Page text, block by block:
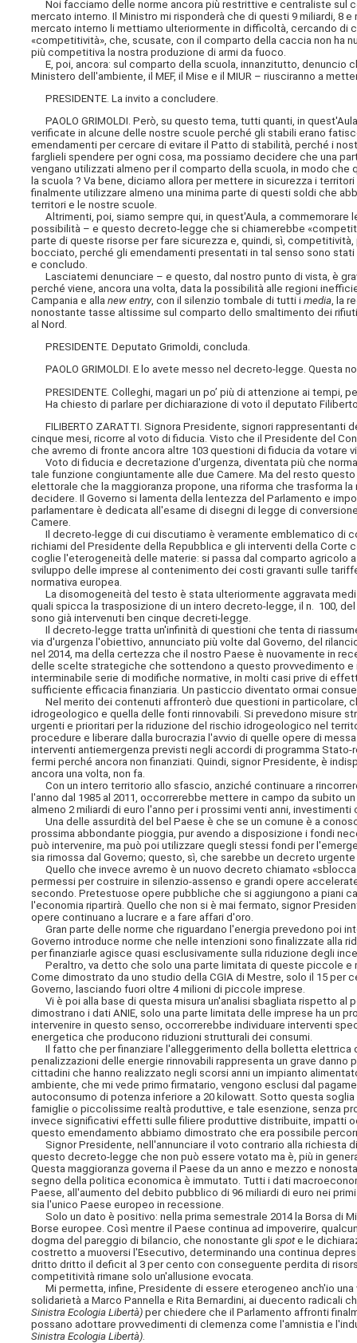
Noi facciamo delle norme ancora più restrittive e centraliste sul
mercato interno. Il Ministro mi risponderà che di questi 9 miliardi, 8 e
mercato interno li mettiamo ulteriormente in difficoltà, cercando di
«competitività», che, scusate, con il comparto della caccia non ha
più competitiva la nostra produzione di armi da fuoco.
E, poi, ancora: sul comparto della scuola, innanzitutto, denuncio
Ministero dell'ambiente, il MEF, il Mise e il MIUR – riusciranno a
PRESIDENTE. La invito a concludere.
PAOLO GRIMOLDI. Però, su questo tema, tutti quanti, in
verificate in alcune delle nostre scuole perché gli stabili erano
emendamenti per cercare di evitare il Patto di stabilità, perché i
farglieli spendere per ogni cosa, ma possiamo decidere che una
vengano utilizzati almeno per il comparto della scuola, in modo
la scuola ? Va bene, diciamo allora per mettere in sicurezza i
finalmente utilizzare almeno una minima parte di questi soldi che
territori e le nostre scuole.
Altrimenti, poi, siamo sempre qui, in quest'Aula, a commemorare
possibilità – e questo decreto-legge che si chiamerebbe
parte di queste risorse per fare sicurezza e, quindi, sì,
bocciato, perché gli emendamenti presentati in tal senso sono
e concludo.
Lasciatemi denunciare – e questo, dal nostro punto di vista, è
perché viene, ancora una volta, data la possibilità alle regioni
Campania e allanew entry, con il silenzio tombale di tutti imedia, la
nonostante tasse altissime sul comparto dello smaltimento dei
al Nord.
PRESIDENTE. Deputato Grimoldi, concluda.
PAOLO GRIMOLDI. E lo avete messo nel decreto-legge. Questa
PRESIDENTE. Colleghi, magari un po’ più di attenzione ai tempi,
Ha chiesto di parlare per dichiarazione di voto il deputato
FILIBERTO ZARATTI. Signora Presidente, signori rappresentanti
cinque mesi, ricorre al voto di fiducia. Visto che il Presidente del
che avremo di fronte ancora altre 103 questioni di fiducia da votare
Voto di fiducia e decretazione d'urgenza, diventata più che
tale funzione congiuntamente alle due Camere. Ma del resto
elettorale che la maggioranzapropone, una riforma che trasforma
decidere. Il Governo si lamenta della lentezza del Parlamento e
parlamentare è dedicata all'esame di disegni di legge di
Camere.
Il decreto-legge di cui discutiamo è veramente emblematico di
richiami del Presidente della Repubblica e gli interventi della
coglie l'eterogeneità delle materie: si passa dal comparto agricolo
sviluppo delle imprese al contenimento dei costi gravanti sulle
normativa europea.
La disomogeneità del testo è stata ulteriormente aggravata
quali spicca la trasposizione di un intero decreto-legge, il n. 100,
sono già intervenuti ben cinque decreti-legge.
Il decreto-legge tratta un'infinità di questioni che tenta di
via d'urgenza l'obiettivo, annunciato più volte dal Governo, del
nel 2014, ma della certezza che il nostro Paese è nuovamente in
delle scelte strategiche che sottendono a questo provvedimento
interminabile serie di modifiche normative, in molti casi prive di
sufficiente efficacia finanziaria. Un pasticcio diventato ormai
Nel merito dei contenuti affronterò due questioni in particolare,
idrogeologico e quella delle fonti rinnovabili. Si prevedono misure
urgenti e prioritari per la riduzione del rischio idrogeologico nel
procedure e liberare dalla burocrazia l'avvio di quelle opere di
interventi antiemergenza previsti negli accordi di programma Stato-
fermi perché ancora non finanziati. Quindi, signor Presidente, è
ancora una volta, non fa.
Con un intero territorio allo sfascio, anziché continuare a
l'anno dal 1985 al 2011, occorrerebbe mettere in campo da subito
almeno 2 miliardi di euro l'anno per i prossimi venti anni,
Una delle assurdità del bel Paese è che se un comune è a
prossima abbondante pioggia, pur avendo a disposizione i fondi
può intervenire, ma può poi utilizzare quegli stessi fondi per
sia rimossa dal Governo; questo, sì, che sarebbe un decreto
Quello che invece avremo è un nuovo decreto chiamato
permessi per costruire in silenzio-assenso e grandi opere
secondo. Pretestuose opere pubbliche che si aggiungono a piani
l'economia ripartirà. Quello che non si è mai fermato, signor
opere continuano a lucrare e a fare affari d'oro.
Gran parte delle norme che riguardano l'energia prevedono poi
Governo introduce norme che nelle intenzioni sono finalizzate alla
per finanziarle agisce quasi esclusivamente sulla riduzione degli
Peraltro, va detto che solo una parte limitata di queste piccole
Come dimostrato da uno studio della CGIA di Mestre, solo il 15
Governo, lasciando fuori oltre 4 milioni di piccole imprese.
Vi è poi alla base di questa misura un'analisi sbagliata rispetto
dimostrano i dati ANIE, solo una parte limitata delle imprese ha un
intervenire in questo senso, occorrerebbe individuare interventi
energetica che producono riduzioni strutturali dei consumi.
Il fatto che per finanziare l'alleggerimento della bolletta elettrica
penalizzazioni delle energie rinnovabili rappresenta un grave
cittadini che hanno realizzato negli scorsi anni un impianto
ambiente, che mi vede primo firmatario, vengono esclusi dal
autoconsumo di potenza inferiore a 20 kilowatt. Sotto questa
famiglie o piccolissime realtà produttive, e tale esenzione, senza
invece significativi effetti sulle filiere produttive distribuite, impatti
questo emendamento abbiamo dimostrato che era possibile
Signor Presidente, nell'annunciare il voto contrario alla richiesta
questo decreto-legge che non può essere votato ma è, più in
Questa maggioranza governa il Paese da un anno e mezzo e
segno della politica economica è immutato. Tutti i dati
Paese, all'aumento del debito pubblico di 96 miliardi di euro nei
sia l'unico Paese europeo in recessione.
Solo un dato è positivo: nella prima semestrale 2014 la Borsa di
Borse europee. Così mentre il Paese continua ad impoverire,
dogma del pareggio di bilancio, che nonostante glispote le
costretto a muoversi l'Esecutivo, determinando una continua
dritto dritto il deficit al 3 per cento con conseguente perdita di
competitività rimane solo un'allusione evocata.
Mi permetta, infine, Presidente di essere eterogeneo anch'io
solidarietà a Marco Pannella e Rita Bernardini, ai duecento radicali
Sinistra Ecologia Libertà) per chiedere che il Parlamento affronti
possano adottare provvedimenti di clemenza come l'amnistia e
Sinistra Ecologia Libertà)